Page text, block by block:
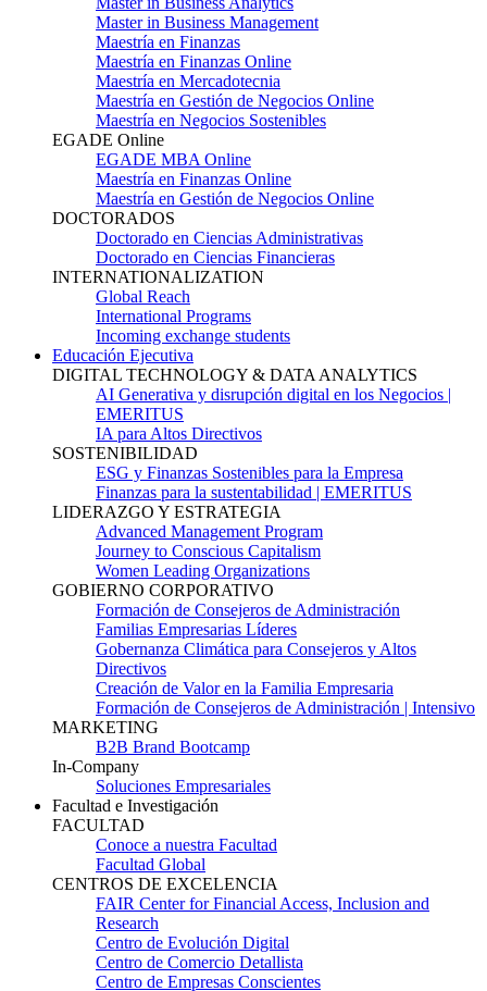
Master in Business Management
Maestría en Finanzas
Maestría en Finanzas Online
Maestría en Mercadotecnia
Maestría en Gestión de Negocios Online
Maestría en Negocios Sostenibles
EGADE Online
EGADE MBA Online
Maestría en Finanzas Online
Maestría en Gestión de Negocios Online
DOCTORADOS
Doctorado en Ciencias Administrativas
Doctorado en Ciencias Financieras
INTERNATIONALIZATION
Global Reach
International Programs
Incoming exchange students
Educación Ejecutiva
DIGITAL TECHNOLOGY & DATA ANALYTICS
AI Generativa y disrupción digital en los Negocios |
EMERITUS
IA para Altos Directivos
SOSTENIBILIDAD
ESG y Finanzas Sostenibles para la Empresa
Finanzas para la sustentabilidad | EMERITUS
LIDERAZGO Y ESTRATEGIA
Advanced Management Program
Journey to Conscious Capitalism
Women Leading Organizations
GOBIERNO CORPORATIVO
Formación de Consejeros de Administración
Familias Empresarias Líderes
Gobernanza Climática para Consejeros y Altos
Directivos
Creación de Valor en la Familia Empresaria
Formación de Consejeros de Administración | Intensivo
MARKETING
B2B Brand Bootcamp
In-Company
Soluciones Empresariales
Facultad e Investigación
FACULTAD
Conoce a nuestra Facultad
Facultad Global
CENTROS DE EXCELENCIA
FAIR Center for Financial Access, Inclusion and
Research
Centro de Evolución Digital
Centro de Comercio Detallista
Centro de Empresas Conscientes